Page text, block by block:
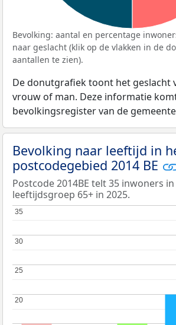
Bevolking: aantal en percentage
naar geslacht (klik op de vlakken in de
aantallen te zien).
De donutgrafiek toont het geslacht
vrouw of man. Deze informatie
bevolkingsregister van de
Bevolking naar leeftijd in
postcodegebied 2014 BE
Postcode 2014BE telt 35 inwoners
leeftijdsgroep 65+ in 2025.
20
20
25
25
30
30
35
35